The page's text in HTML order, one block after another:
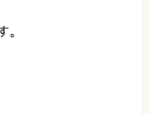
。